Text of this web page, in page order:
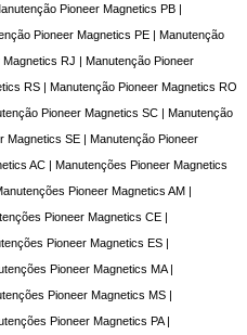
Pioneer Magnetics PB |
Pioneer Magnetics PE | Manutenção
RJ | Manutenção Pioneer
RS | Manutenção Pioneer Magnetics RO
Pioneer Magnetics SC | Manutenção
Magnetics SE | Manutenção Pioneer
AC | Manutenções Pioneer Magnetics
Pioneer Magnetics AM |
Pioneer Magnetics CE |
Pioneer Magnetics ES |
Pioneer Magnetics MA |
Pioneer Magnetics MS |
Pioneer Magnetics PA |